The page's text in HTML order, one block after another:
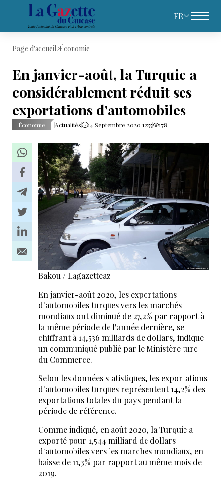
FR
Page d'accueil Économie
En janvier-août, la Turquie a
considérablement réduit ses
exportations d'automobiles
Économie Actualités 14 Septembre 2020 12:55 178
Bakou / Lagazetteaz
En janvier-août 2020, les exportations
d'automobiles turques vers les marchés
mondiaux ont diminué de 27,2% par rapport à
la même période de l'année dernière, se
chiffrant à 14,536 milliards de dollars, indique
un communiqué publié par le Ministère turc
du Commerce.
Selon les données statistiques, les exportations
d'automobiles turques représentent 14,2% des
exportations totales du pays pendant la
période de référence.
Comme indiqué, en août 2020, la Turquie a
exporté pour 1,544 milliard de dollars
d'automobiles vers les marchés mondiaux, en
baisse de 11,3% par rapport au même mois de
2019.